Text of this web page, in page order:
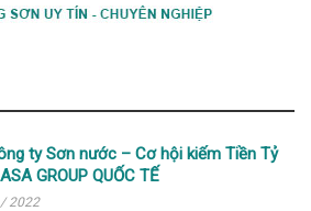
ty Sơn nước – Cơ hội kiếm Tiền Tỷ
GROUP QUỐC TẾ
/ 2022